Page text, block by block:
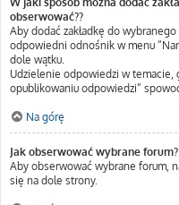
obserwować??
Aby dodać zakładkę do
odpowiedni odnośnik w menu
dole wątku.
Udzielenie odpowiedzi w temacie,
opublikowaniu odpowiedzi”
Na górę
Jak obserwować wybrane forum?
Aby obserwować wybrane forum,
się na dole strony.